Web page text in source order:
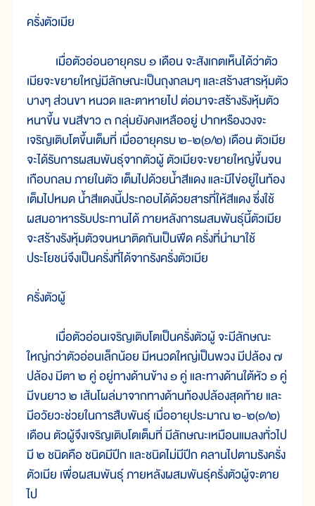
ครั่งตัวเมีย
เมื่อตัวอ่อนอายุครบ ๑ เดือน จะสังเกตเห็นได้ว่าตัว
เมียจะขยายใหญ่มีลักษณะเป็นถุงกลมๆ และสร้างสารหุ้มตัว
บางๆ ส่วนขา หนวด และตาหายไป ต่อมาจะสร้างรังหุ้มตัว
หนาขึ้น ขนสีขาว ๓ กลุ่มยังคงเหลืออยู่ ปากหรืองวงจะ
เจริญเติบโตขึ้นเต็มที่ เมื่ออายุครบ ๒-๒(๑/๒) เดือน ตัวเมีย
จะได้รับการผสมพันธุ์จากตัวผู้ ตัวเมียจะขยายใหญ่ขึ้นจน
เกือบกลม ภายในตัว เต็มไปด้วยน้ำสีแดง และมีไข่อยู่ในท้อง
เต็มไปหมด น้ำสีแดงนี้ประกอบได้ด้วยสารที่ให้สีแดง ซึ่งใช้
ผสมอาหารรับประทานได้ ภายหลังการผสมพันธุ์นี้ตัวเมีย
จะสร้างรังหุ้มตัวจนหนาติดกันเป็นพืด ครั่งที่นำมาใช้
ประโยชน์จึงเป็นครั่งที่ได้จากรังครั่งตัวเมีย
ครั่งตัวผู้
เมื่อตัวอ่อนเจริญเติบโตเป็นครั่งตัวผู้ จะมีลักษณะ
ใหญ่กว่าตัวอ่อนเล็กน้อย มีหนวดใหญ่เป็นพวง มีปล้อง ๗
ปล้อง มีตา ๒ คู่ อยู่ทางด้านข้าง ๑ คู่ และทางด้านใต้หัว ๑ คู่
มีขนยาว ๒ เส้นโผล่มาจากทางด้านท้องปล้องสุดท้าย และ
มีอวัยวะช่วยในการสืบพันธุ์ เมื่ออายุประมาณ ๒-๒(๑/๒)
เดือน ตัวผู้จึงเจริญเติบโตเต็มที่ มีลักษณะเหมือนแมลงทั่วไป
มี ๒ ชนิดคือ ชนิดมีปีก และชนิดไม่มีปีก คลานไปตามรังครั่ง
ตัวเมีย เพื่อผสมพันธุ์ ภายหลังผสมพันธุ์ครั่งตัวผู้จะตาย
ไป